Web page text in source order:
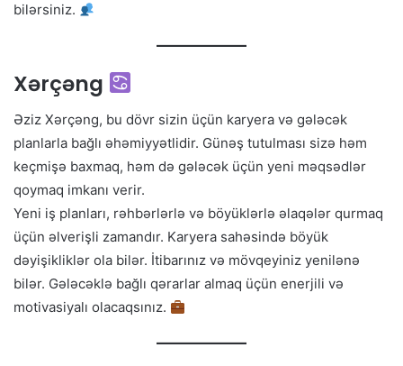
bilərsiniz.
Xərçəng
Əziz Xərçəng, bu dövr sizin üçün karyera və gələcək
planlarla bağlı əhəmiyyətlidir. Günəş tutulması sizə həm
keçmişə baxmaq, həm də gələcək üçün yeni məqsədlər
qoymaq imkanı verir.
Yeni iş planları, rəhbərlərlə və böyüklərlə əlaqələr qurmaq
üçün əlverişli zamandır. Karyera sahəsində böyük
dəyişikliklər ola bilər. İtibarınız və mövqeyiniz yenilənə
bilər. Gələcəklə bağlı qərarlar almaq üçün enerjili və
motivasiyalı olacaqsınız.